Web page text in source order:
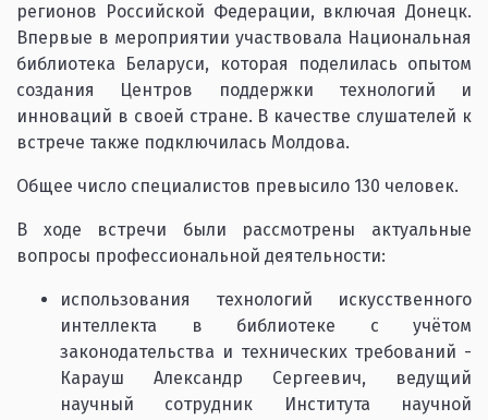
регионов Российской Федерации, включая Донецк.
Впервые в мероприятии участвовала Национальная
библиотека Беларуси, которая поделилась опытом
создания Центров поддержки технологий и
инноваций в своей стране. В качестве слушателей к
встрече также подключилась Молдова.
Общее число специалистов превысило 130 человек.
В ходе встречи были рассмотрены актуальные
вопросы профессиональной деятельности:
использования технологий искусственного
интеллекта в библиотеке с учётом
законодательства и технических требований -
Карауш Александр Сергеевич, ведущий
научный сотрудник Института научной